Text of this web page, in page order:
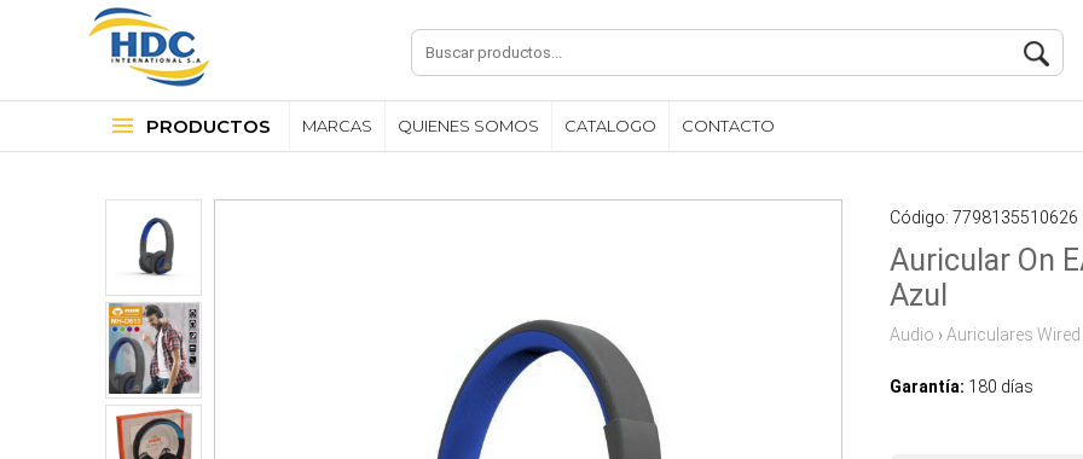
PRODUCTOS MARCAS QUIENES SOMOS CATALOGO CONTACTO
Código: 7798135510626
Auricular On
Azul
Audio ›Auriculares Wired
Garantía: 180 días